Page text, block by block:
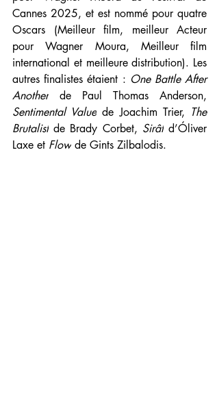
Cannes 2025, et est nommé pour quatre
Oscars (Meilleur film, meilleur Acteur
pour Wagner Moura, Meilleur film
international et meilleure distribution). Les
autres finalistes étaient : One Battle After
Another
Sentimental Value de Joachim Trier, The
Brutalist de Brady Corbet, Sirât d’Óliver
Laxe et Flow de Gints Zilbalodis.